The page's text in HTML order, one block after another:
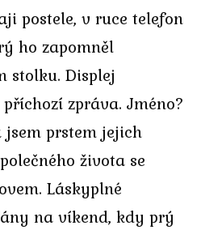
postele, v ruce telefon
ho zapomněl
stolku. Displej
zpráva. Jméno?
jsem prstem jejich
života se
Láskyplné
na víkend, kdy prý